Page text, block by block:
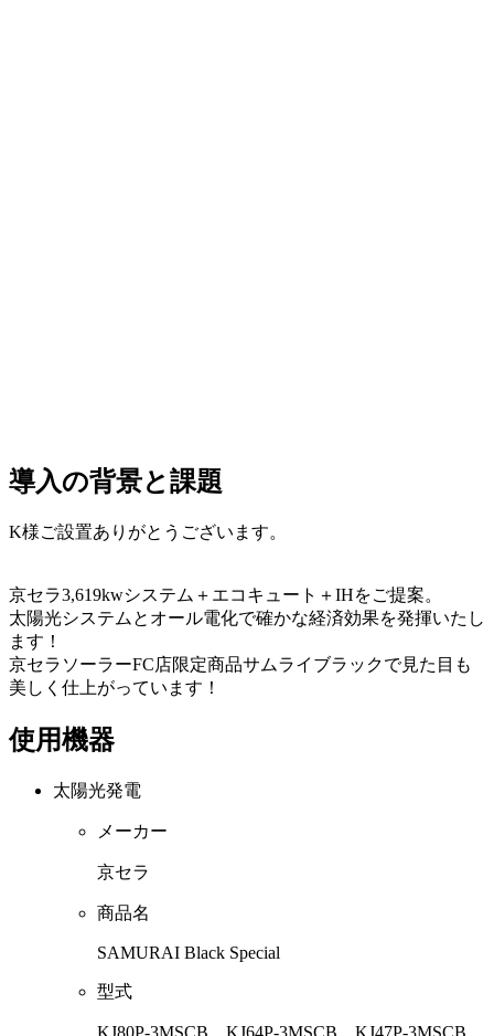
導入の背景と課題
K様ご設置ありがとうございます。
京セラ3,619kwシステム＋エコキュート＋IHをご提案。
太陽光システムとオール電化で確かな経済効果を発揮いたし
ます！
京セラソーラーFC店限定商品サムライブラックで見た目も
美しく仕上がっています！
使用機器
太陽光発電
メーカー
京セラ
商品名
SAMURAI Black Special
型式
KJ80P-3MSCB、KJ64P-3MSCB、KJ47P-3MSCB